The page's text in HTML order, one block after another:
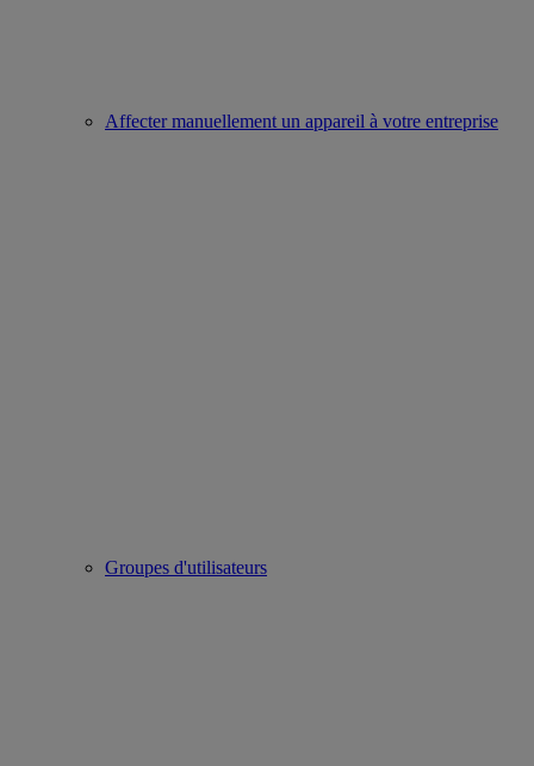
Affecter manuellement un appareil à votre entreprise
Groupes d'utilisateurs